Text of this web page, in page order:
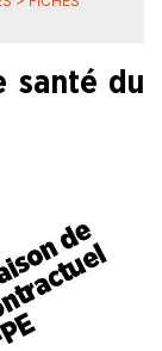
santé du